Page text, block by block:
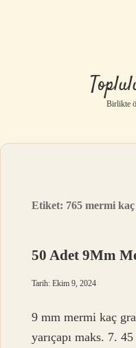
Birlikte
Etiket: 765 mermi
50 Adet 9Mm
Tarih: Ekim 9, 2024
9 mm mermi kaç
yarıçapı maks. 7.